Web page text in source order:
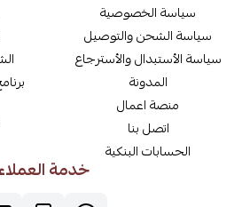
سياسة الخصوصية
سياسة الشحن والتوصيل
سياسة الأستبدال والأسترجاع
المدونة
منصة اعمال
اتصل بنا
الحسابات البنكية
خدمة